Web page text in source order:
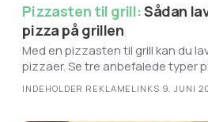
Pizzasten til grill:
pizza på grillen
Med en pizzasten til grill kan du
pizzaer. Se tre anbefalede typer
du bager den perfekte pizza på
INDEHOLDER REKLAMELINKS·9. JUNI